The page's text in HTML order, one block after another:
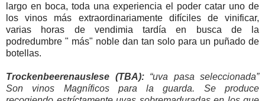
largo en boca, toda una experiencia el poder catar uno de
los vinos más extraordinariamente difíciles de vinificar,
varias horas de vendimia tardía en busca de la
podredumbre " más" noble dan tan solo para un puñado de
botellas.
Trockenbeerenauslese (TBA):“uva pasa seleccionada”
Son vinos Magníficos para la guarda. Se produce